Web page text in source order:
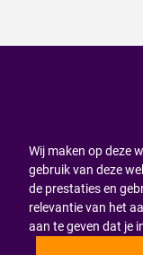
Wij maken op deze
gebruik van deze
de prestaties en
relevantie van het
aan te geven dat je